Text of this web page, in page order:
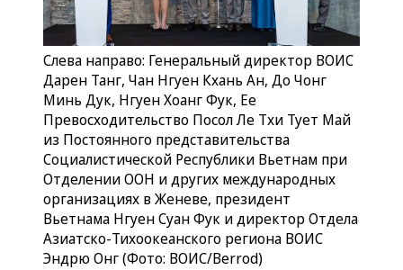
Слева направо: Генеральный директор ВОИС
Дарен Танг, Чан Нгуен Кхань Ан, До Чонг
Минь Дук, Нгуен Хоанг Фук, Ее
Превосходительство Посол Ле Тхи Тует Май
из Постоянного представительства
Социалистической Республики Вьетнам при
Отделении ООН и других международных
организациях в Женеве, президент
Вьетнама Нгуен Суан Фук и директор Отдела
Азиатско-Тихоокеанского региона ВОИС
Эндрю Онг (Фото: ВОИС/Berrod)